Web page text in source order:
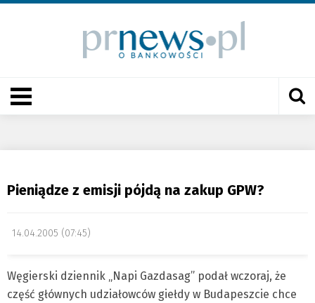
Pieniądze z emisji pójdą na zakup GPW?
14.04.2005 (07:45)
Węgierski dziennik „Napi Gazdasag” podał wczoraj, że
część głównych udziałowców giełdy w Budapeszcie chce